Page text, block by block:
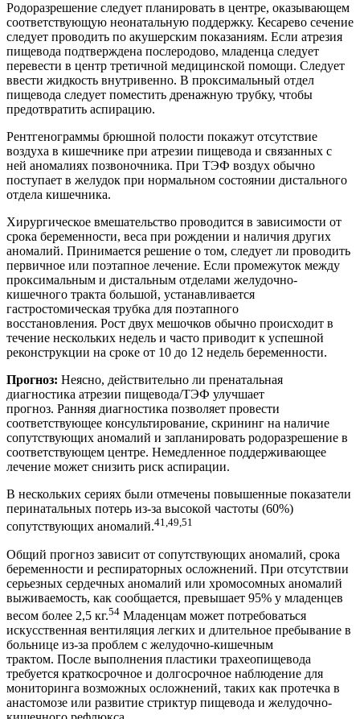
Родоразрешение следует планировать в центре, оказывающем
соответствующую неонатальную поддержку. Кесарево сечение
следует проводить по акушерским показаниям. Если атрезия
пищевода подтверждена послеродово, младенца следует
перевести в центр третичной медицинской помощи. Следует
ввести жидкость внутривенно. В проксимальный отдел
пищевода следует поместить дренажную трубку, чтобы
предотвратить аспирацию.
Рентгенограммы брюшной полости покажут отсутствие
воздуха в кишечнике при атрезии пищевода и связанных с
ней аномалиях позвоночника. При ТЭФ воздух обычно
поступает в желудок при нормальном состоянии дистального
отдела кишечника.
Хирургическое вмешательство проводится в зависимости от
срока беременности, веса при рождении и наличия других
аномалий. Принимается решение о том, следует ли проводить
первичное или поэтапное лечение. Если промежуток между
проксимальным и дистальным отделами желудочно-
кишечного тракта большой, устанавливается
гастростомическая трубка для поэтапного
восстановления. Рост двух мешочков обычно происходит в
течение нескольких недель и часто приводит к успешной
реконструкции на сроке от 10 до 12 недель беременности.
Прогноз: Неясно, действительно ли пренатальная
диагностика атрезии пищевода/ТЭФ улучшает
прогноз. Ранняя диагностика позволяет провести
соответствующее консультирование, скрининг на наличие
сопутствующих аномалий и запланировать родоразрешение в
соответствующем центре. Немедленное поддерживающее
лечение может снизить риск аспирации.
В нескольких сериях были отмечены повышенные показатели
перинатальных потерь из-за высокой частоты (60%)
сопутствующих аномалий.41,49,51
Общий прогноз зависит от сопутствующих аномалий, срока
беременности и респираторных осложнений. При отсутствии
серьезных сердечных аномалий или хромосомных аномалий
выживаемость, как сообщается, превышает 95% у младенцев
весом более 2,5 кг.54 Младенцам может потребоваться
искусственная вентиляция легких и длительное пребывание в
больнице из-за проблем с желудочно-кишечным
трактом. После выполнения пластики трахеопищевода
требуется краткосрочное и долгосрочное наблюдение для
мониторинга возможных осложнений, таких как протечка в
анастомозе или развитие стриктур пищевода и желудочно-